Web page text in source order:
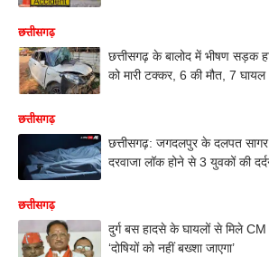
छत्तीसगढ़
छत्तीसगढ़ के बालोद में भीषण सड़क
को मारी टक्कर, 6 की मौत, 7 घायल
छत्तीसगढ़
छत्तीसगढ़: जगदलपुर के दलपत सागर
दरवाजा लॉक होने से 3 युवकों की
छत्तीसगढ़
दुर्ग बस हादसे के घायलों से मिले CM
‘दोषियों को नहीं बख्शा जाएगा’